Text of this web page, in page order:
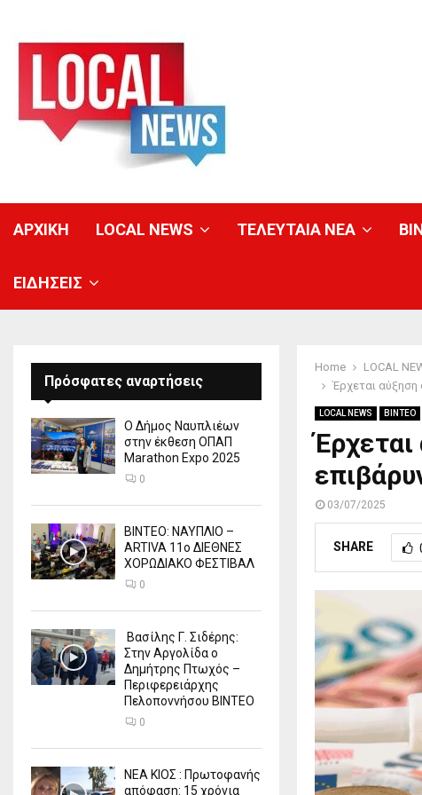
ΑΡΧΙΚΗ LOCAL NEWS ΤΕΛΕΥΤΑΙΑ ΝΕΑ
ΕΙΔΗΣΕΙΣ
Home
LOCAL
Έρχεται αύξηση
LOCAL NEWS ΒΙΝΤΕΟ
03/07/2025
SHARE
Πρόσφατες αναρτήσεις
Ο Δήμος Ναυπλιέων
στην έκθεση ΟΠΑΠ
Marathon Expo 2025
0
ΒΙΝΤΕΟ: ΝΑΥΠΛΙΟ –
ARTIVA 11ο ΔΙΕΘΝΕΣ
ΧΟΡΩΔΙΑΚΟ ΦΕΣΤΙΒΑΛ
0
Βασίλης Γ. Σιδέρης:
Στην Αργολίδα ο
Δημήτρης Πτωχός –
Περιφερειάρχης
Πελοποννήσου ΒΙΝΤΕΟ
0
ΝΕΑ ΚΙΟΣ : Πρωτοφανής
απόφαση: 15 χρόνια